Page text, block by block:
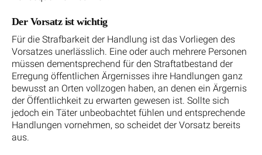
Der Vorsatz ist wichtig
Für die Strafbarkeit der Handlung ist das Vorliegen des
Vorsatzes unerlässlich. Eine oder auch mehrere Personen
müssen dementsprechend für den Straftatbestand der
Erregung öffentlichen Ärgernisses ihre Handlungen ganz
bewusst an Orten vollzogen haben, an denen ein Ärgernis
der Öffentlichkeit zu erwarten gewesen ist. Sollte sich
jedoch ein Täter unbeobachtet fühlen und entsprechende
Handlungen vornehmen, so scheidet der Vorsatz bereits
aus.